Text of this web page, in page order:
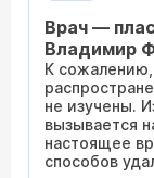
Врач —
Владимир
К
не изучены.
вызывается
настоящее
способов